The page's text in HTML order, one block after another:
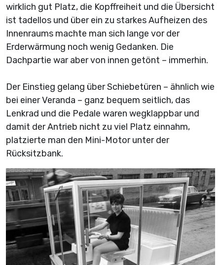
wirklich gut Platz, die Kopffreiheit und die Übersicht
ist tadellos und über ein zu starkes Aufheizen des
Innenraums machte man sich lange vor der
Erderwärmung noch wenig Gedanken. Die
Dachpartie war aber von innen getönt – immerhin.
Der Einstieg gelang über Schiebetüren – ähnlich wie
bei einer Veranda – ganz bequem seitlich, das
Lenkrad und die Pedale waren wegklappbar und
damit der Antrieb nicht zu viel Platz einnahm,
platzierte man den Mini-Motor unter der
Rücksitzbank.